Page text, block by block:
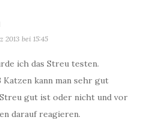
bei 15:45
ich das Streu testen.
Katzen kann man sehr gut
gut ist oder nicht und vor
darauf reagieren.